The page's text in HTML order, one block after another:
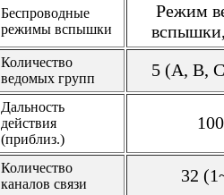
Беспроводные
режимы вспышки
Режим
Количество
ведомых групп
5 (A, B,
Дальность
действия
(приблиз.)
Количество
каналов связи
32